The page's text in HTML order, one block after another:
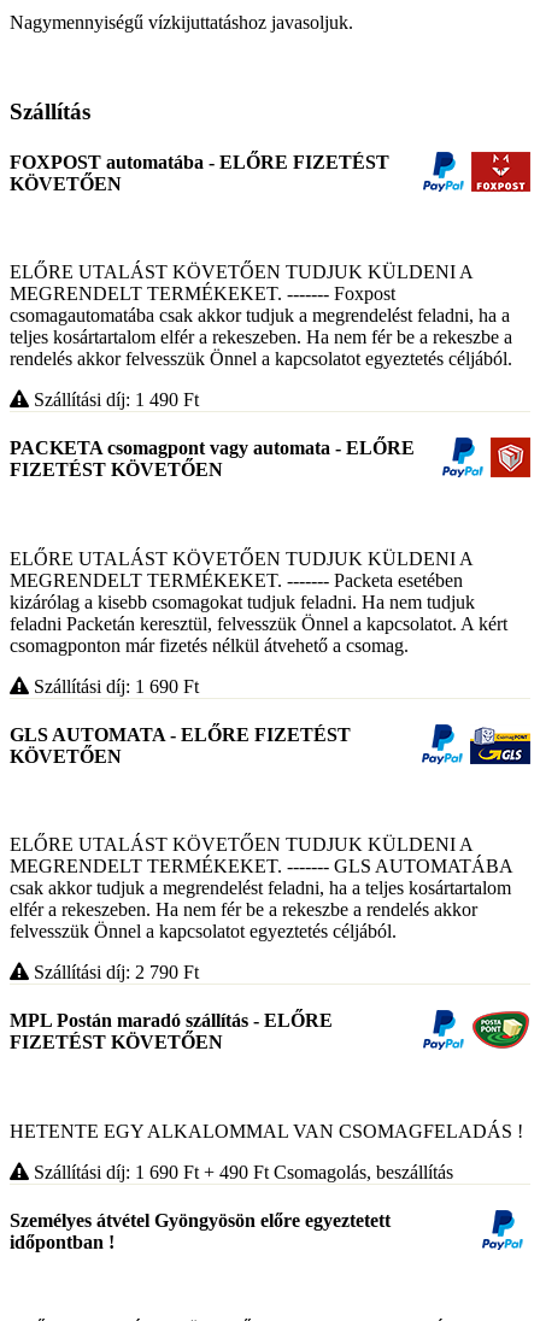
Nagymennyiségű vízkijuttatáshoz javasoljuk.
Szállítás
FOXPOST automatába - ELŐRE FIZETÉST
KÖVETŐEN
ELŐRE UTALÁST KÖVETŐEN TUDJUK KÜLDENI A
MEGRENDELT TERMÉKEKET. ------- Foxpost
csomagautomatába csak akkor tudjuk a megrendelést feladni, ha a
teljes kosártartalom elfér a rekeszeben. Ha nem fér be a rekeszbe a
rendelés akkor felvesszük Önnel a kapcsolatot egyeztetés céljából.
Szállítási díj: 1 490 Ft
PACKETA csomagpont vagy automata - ELŐRE
FIZETÉST KÖVETŐEN
ELŐRE UTALÁST KÖVETŐEN TUDJUK KÜLDENI A
MEGRENDELT TERMÉKEKET. ------- Packeta esetében
kizárólag a kisebb csomagokat tudjuk feladni. Ha nem tudjuk
feladni Packetán keresztül, felvesszük Önnel a kapcsolatot. A kért
csomagponton már fizetés nélkül átvehető a csomag.
Szállítási díj: 1 690 Ft
GLS AUTOMATA - ELŐRE FIZETÉST
KÖVETŐEN
ELŐRE UTALÁST KÖVETŐEN TUDJUK KÜLDENI A
MEGRENDELT TERMÉKEKET. ------- GLS AUTOMATÁBA
csak akkor tudjuk a megrendelést feladni, ha a teljes kosártartalom
elfér a rekeszeben. Ha nem fér be a rekeszbe a rendelés akkor
felvesszük Önnel a kapcsolatot egyeztetés céljából.
Szállítási díj: 2 790 Ft
MPL Postán maradó szállítás - ELŐRE
FIZETÉST KÖVETŐEN
HETENTE EGY ALKALOMMAL VAN CSOMAGFELADÁS !
Szállítási díj: 1 690 Ft + 490 Ft Csomagolás, beszállítás
Személyes átvétel Gyöngyösön előre egyeztetett
időpontban !